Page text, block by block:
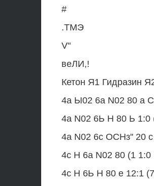
#
.ТМЭ
V"
веЛИ,!
Кетон Я1 Гидразин
4а Ы02 6а N02 80 а
4а N02 6Ь Н 80 Ь 1:0
4а N02 6с ОСНз'' 20
4с Н 6а N02 80 (1 1:0
4с Н 6Ь Н 80 е 12:1